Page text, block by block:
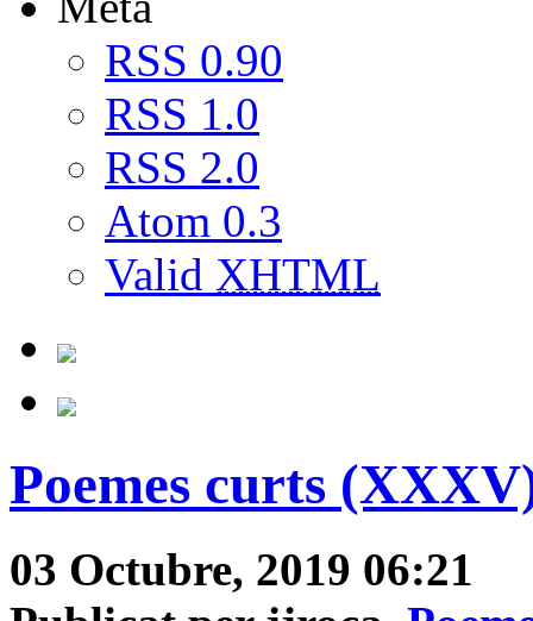
RSS 0.90
RSS 1.0
RSS 2.0
Atom 0.3
Valid XHTML
Poemes curts
03 Octubre, 2019 06:21